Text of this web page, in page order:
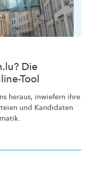
Die
Tool
heraus, inwiefern ihre
und Kandidaten